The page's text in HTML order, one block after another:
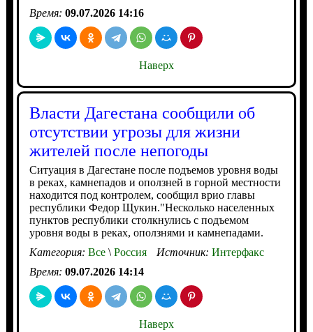
Время: 09.07.2026 14:16
Наверх
Власти Дагестана сообщили об
отсутствии угрозы для жизни
жителей после непогоды
Ситуация в Дагестане после подъемов уровня воды
в реках, камнепадов и оползней в горной местности
находится под контролем, сообщил врио главы
республики Федор Щукин."Несколько населенных
пунктов республики столкнулись с подъемом
уровня воды в реках, оползнями и камнепадами.
Категория: Все\Россия Источник: Интерфакс
Время: 09.07.2026 14:14
Наверх